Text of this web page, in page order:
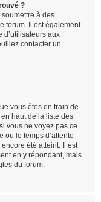
?
à des
forum. Il est également
d’utilisateurs aux
contacter un
vous êtes en train de
haut de la liste des
vous ne voyez pas ce
ou le temps d’attente
été atteint. Il est
en y répondant, mais
du forum.